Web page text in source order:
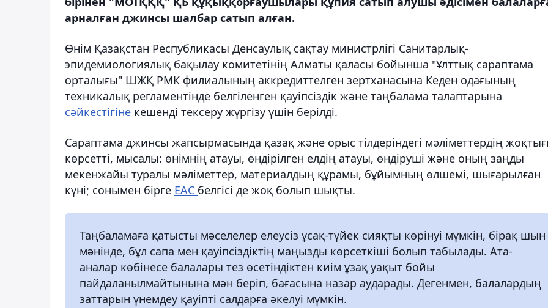
арналған джинсы шалбар сатып алған.
Өнім Қазақстан Республикасы Денсаулық сақтау министрлігі Санитарлық-
эпидемиологиялық бақылау комитетінің Алматы қаласы бойынша "Ұлттық сараптама
орталығы" ШЖҚ РМК филиалының аккредиттелген зертханасына Кеден одағының
техникалық регламентінде белгіленген қауіпсіздік және таңбалама талаптарына
сәйкестігіне кешенді тексеру жүргізу үшін берілді.
Сараптама джинсы жапсырмасында қазақ және орыс тілдеріндегі мәліметтердің
көрсетті, мысалы: өнімнің атауы, өндірілген елдің атауы, өндіруші және оның заңды
мекенжайы туралы мәліметтер, материалдың құрамы, бұйымның өлшемі, шығарылған
күні; сонымен бірге EAC белгісі де жоқ болып шықты.
Таңбаламаға қатысты мәселелер елеусіз ұсақ-түйек сияқты көрінуі мүмкін, бірақ шын
мәнінде, бұл сапа мен қауіпсіздіктің маңызды көрсеткіші болып табылады. Ата-
аналар көбінесе балалары тез өсетіндіктен киім ұзақ уақыт бойы
пайдаланылмайтынына мән беріп, бағасына назар аударады. Дегенмен, балалардың
заттарын үнемдеу қауіпті салдарға әкелуі мүмкін.